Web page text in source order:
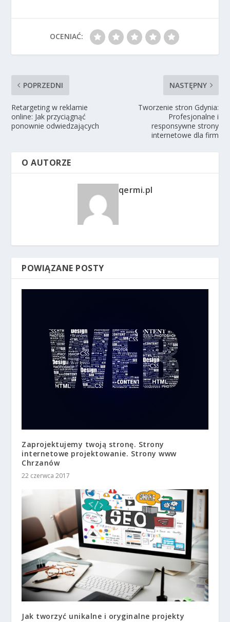
OCENIAĆ:
POPRZEDNI
Retargeting w reklamie
online: Jak przyciągnąć
ponownie odwiedzających
NASTĘPNY
Tworzenie stron Gdynia:
Profesjonalne i
responsywne strony
internetowe dla firm
O AUTORZE
qermi.pl
POWIĄZANE POSTY
Zaprojektujemy twoją stronę. Strony
internetowe projektowanie. Strony www
Chrzanów
22 czerwca 2017
Jak tworzyć unikalne i oryginalne projekty